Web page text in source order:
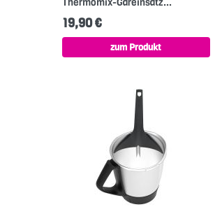
19,90 €
zum Produkt